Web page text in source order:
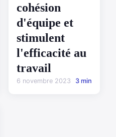
cohésion
d'équipe et
stimulent
l'efficacité au
travail
6 novembre 2023 3 min